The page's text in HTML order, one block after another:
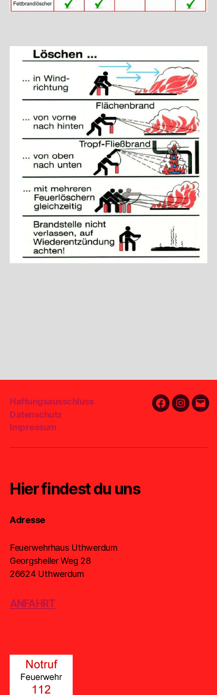
Haftungsausschluss
Datenschutz
Impressum
FacebookE-
Hier findest du uns
Adresse
Feuerwehrhaus Uthwerdum
Georgsheiler Weg 28
26624 Uthwerdum
ANFAHRT